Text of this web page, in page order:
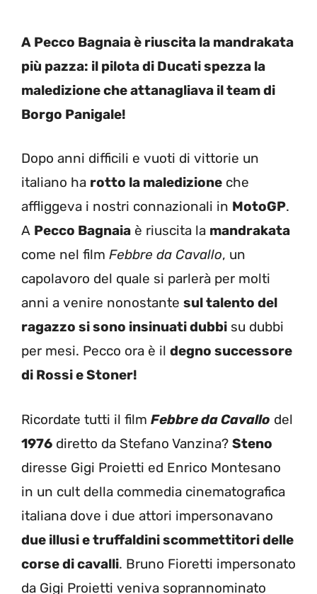
A Pecco Bagnaia è riuscita la mandrakata
più pazza: il pilota di Ducati spezza la
maledizione che attanagliava il team di
Borgo Panigale!
Dopo anni difficili e vuoti di vittorie un
italiano ha rotto la maledizione che
affliggeva i nostri connazionali in MotoGP.
A Pecco Bagnaia è riuscita la mandrakata
come nel film Febbre da Cavallo, un
capolavoro del quale si parlerà per molti
anni a venire nonostante sul talento del
ragazzo si sono insinuati dubbi su dubbi
per mesi. Pecco ora è il degno successore
di Rossi e Stoner!
Ricordate tutti il film Febbre da Cavallo del
1976 diretto da Stefano Vanzina? Steno
diresse Gigi Proietti ed Enrico Montesano
in un cult della commedia cinematografica
italiana dove i due attori impersonavano
due illusi e truffaldini scommettitori delle
corse di cavalli. Bruno Fioretti impersonato
da Gigi Proietti veniva soprannominato